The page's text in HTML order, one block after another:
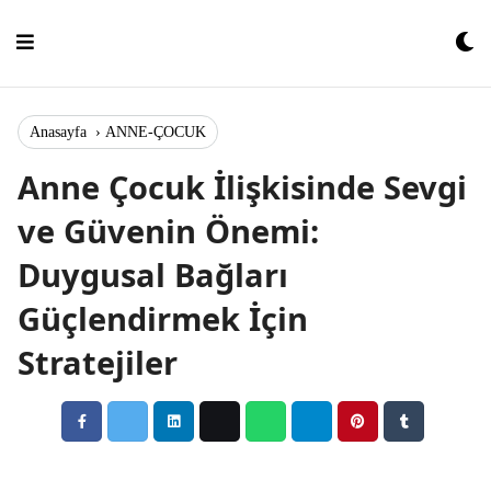
Anasayfa › ANNE-ÇOCUK
Anne Çocuk İlişkisinde Sevgi
ve Güvenin Önemi:
Duygusal Bağları
Güçlendirmek İçin
Stratejiler